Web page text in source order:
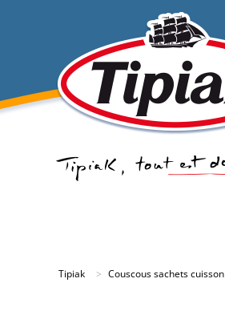
Tipiak Couscous sachets cuisson